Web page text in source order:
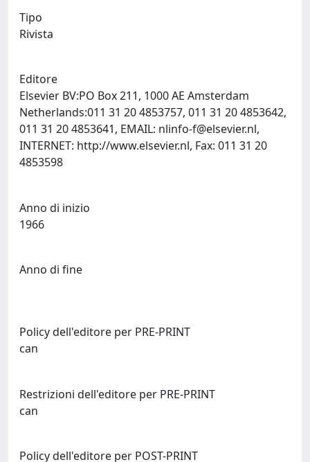
Tipo
Rivista
Editore
Elsevier BV:PO Box 211, 1000 AE Amsterdam
Netherlands:011 31 20 4853757, 011 31 20 4853642,
011 31 20 4853641, EMAIL: nlinfo-f@elsevier.nl,
INTERNET: http://www.elsevier.nl, Fax: 011 31 20
Anno di inizio
Anno di fine
Policy dell'editore per PRE-PRINT
Restrizioni dell'editore per PRE-PRINT
Policy dell'editore per POST-PRINT